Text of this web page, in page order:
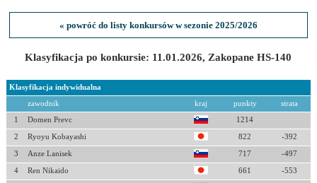
« powróć do listy konkursów w sezonie 2025/2026
Klasyfikacja po konkursie: 11.01.2026, Zakopane HS-140
Klasyfikacja indywidualna
zawodnik kraj punkty strata
1 Domen Prevc 1214
2 Ryoyu Kobayashi 822 -392
3 Anze Lanisek 717 -497
4 Ren Nikaido 661 -553